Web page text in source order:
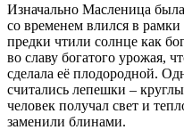
Изначально Масленица
со временем влился в
предки чтили солнце как
во славу богатого урожая,
сделала её плодородной.
считались лепешки –
человек получал свет и
заменили блинами.